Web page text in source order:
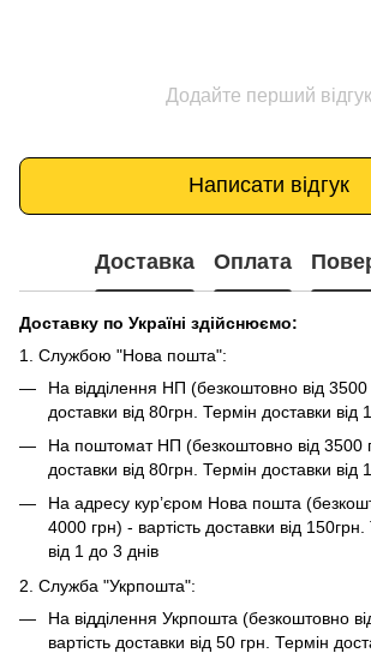
Додайте перший відгук
Написати відгук
Доставка Оплата
Доставку по Україні здійснюємо:
1. Службою "Нова пошта":
На відділення НП (безкоштовно від 3500
доставки від 80грн. Термін доставки від
На поштомат НП (безкоштовно від 3500
доставки від 80грн. Термін доставки від
На адресу кур’єром Нова пошта
4000 грн) - вартість доставки від
від 1 до 3 днів
2. Служба "Укрпошта":
На відділення Укрпошта (безкоштовно
вартість доставки від 50 грн. Термін